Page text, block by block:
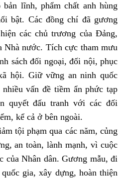
lĩnh, phẩm chất anh hùng
bật. Các đồng chí đã gương
các chủ trương của Đảng,
Nhà nước. Tích cực tham mưu
sách đối ngoại, đối nội, phục
hội. Giữ vững an ninh quốc
vấn đề tiềm ẩn phức tạp
quyết đấu tranh với các đối
kể cả ở bên ngoài.
tội phạm qua các năm, củng
an toàn, lành mạnh, vì cuộc
của Nhân dân. Gương mẫu, đi
gia, xây dựng, hoàn thiện